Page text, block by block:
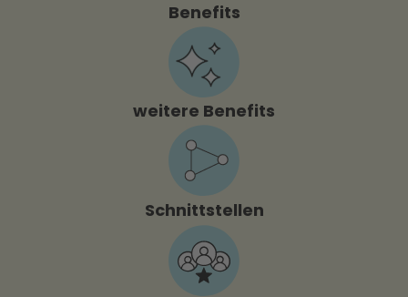
Benefits
weitere Benefits
Schnittstellen